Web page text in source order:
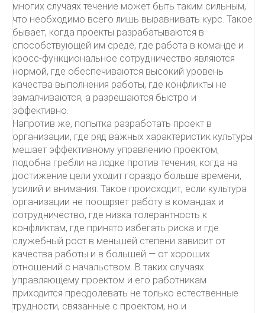
многих случаях течение может быть таким сильным,
что необходимо всего лишь выравнивать курс. Такое
бывает, когда проекты разрабатываются в
способствующей им среде, где работа в команде и
кросс-функциональное сотрудничество являются
нормой, где обеспечиваются высокий уровень
качества выполнения работы, где конфликты не
замалчиваются, а разрешаются быстро и
эффективно.
Напротив же, попытка разработать проект в
организации, где ряд важных характеристик культуры
мешает эффективному управлению проектом,
подобна гребли на лодке против течения, когда на
достижение цели уходит гораздо больше времени,
усилий и внимания. Такое происходит, если культура
организации не поощряет работу в командах и
сотрудничество, где низка толерантность к
конфликтам, где принято избегать риска и где
служебный рост в меньшей степени зависит от
качества работы и в большей — от хороших
отношений с начальством. В таких случаях
управляющему проектом и его работникам
приходится преодолевать не только естественные
трудности, связанные с проектом, но и